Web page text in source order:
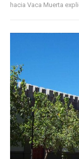
hacia Vaca Muerta